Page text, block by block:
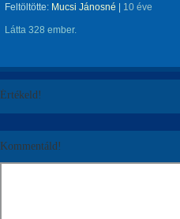
Feltöltötte: Mucsi Jánosné 10 éve
Látta 328 ember.
Értékeld!
Kommentáld!